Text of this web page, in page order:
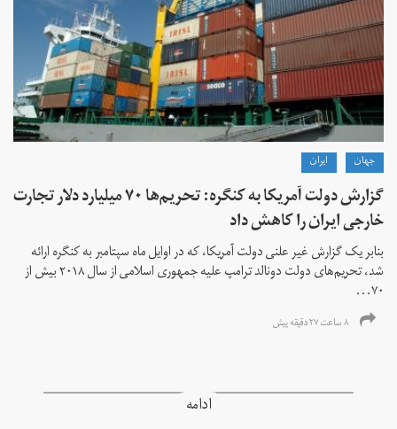
جهان ايران
گزارش دولت آمریکا به کنگره: تحریم‌ها ۷۰ میلیارد دلار تجارت
خارجی ایران را کاهش داد
بنابر یک گزارش غیر علنی دولت آمریکا، که در اوایل ماه سپتامبر به کنگره ارائه
شد، تحریم‌های دولت دونالد ترامپ علیه جمهوری اسلامی از سال ۲۰۱۸ بیش از
۷۰...
۸ ساعت ۲۷ دقیقه پیش
ادامه